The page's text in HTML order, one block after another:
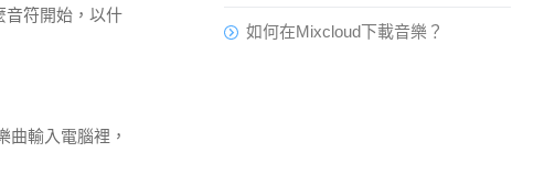
音符開始，以什
輸入電腦裡，
如何在Mixcloud下載音樂？